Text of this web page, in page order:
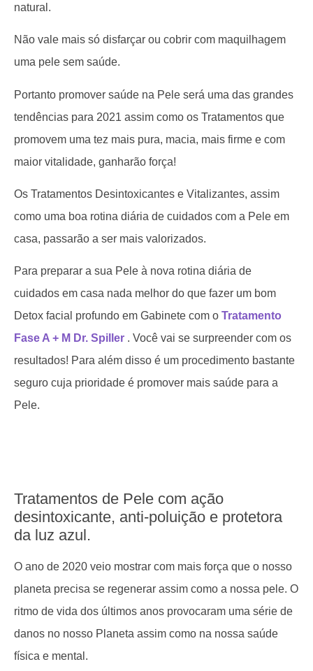
natural.
Não vale mais só disfarçar ou cobrir com maquilhagem
uma pele sem saúde.
Portanto promover saúde na Pele será uma das grandes
tendências para 2021 assim como os Tratamentos que
promovem uma tez mais pura, macia, mais firme e com
maior vitalidade, ganharão força!
Os Tratamentos Desintoxicantes e Vitalizantes, assim
como uma boa rotina diária de cuidados com a Pele em
casa, passarão a ser mais valorizados.
Para preparar a sua Pele à nova rotina diária de
cuidados em casa nada melhor do que fazer um bom
Detox facial profundo em Gabinete com o Tratamento
Fase A + M Dr. Spiller . Você vai se surpreender com os
resultados! Para além disso é um procedimento bastante
seguro cuja prioridade é promover mais saúde para a
Pele.
Tratamentos de Pele com ação
desintoxicante, anti-poluição e protetora
da luz azul.
O ano de 2020 veio mostrar com mais força que o nosso
planeta precisa se regenerar assim como a nossa pele. O
ritmo de vida dos últimos anos provocaram uma série de
danos no nosso Planeta assim como na nossa saúde
física e mental.